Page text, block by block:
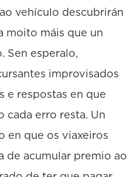
vehículo descubrirán
moito máis que un
Sen esperalo,
improvisados
e respostas en que
cada erro resta. Un
en que os viaxeiros
de acumular premio ao